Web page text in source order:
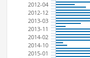
2012-04
2012-12
2013-03
2013-11
2014-02
2014-10
2015-01